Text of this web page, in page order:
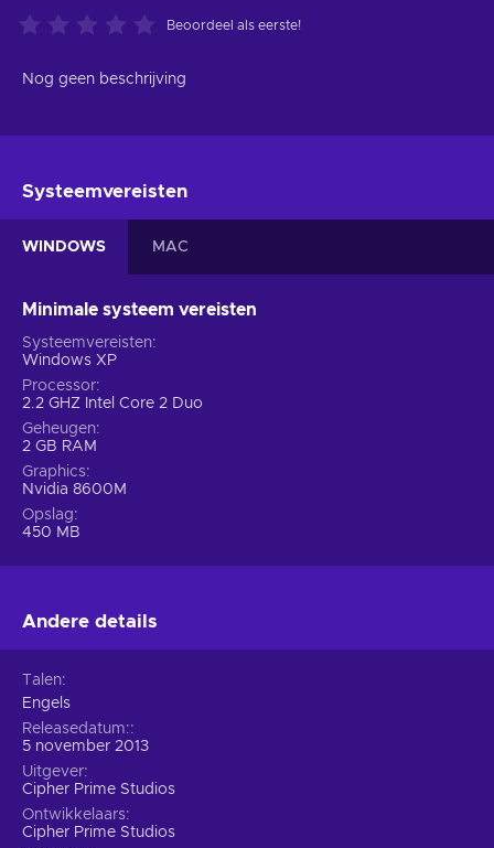
Beoordeel als eerste!
Nog geen beschrijving
Systeemvereisten
WINDOWS MAC
Minimale systeem vereisten
Systeemvereisten
Windows XP
Processor
2.2 GHZ Intel Core 2 Duo
Geheugen
2 GB RAM
Graphics
Nvidia 8600M
Opslag
450 MB
Andere details
Talen
Engels
Releasedatum:
5 november 2013
Uitgever
Cipher Prime Studios
Ontwikkelaars
Cipher Prime Studios